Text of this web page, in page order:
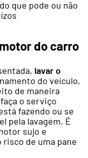
que pode ou não
do carro
lavar o
do veículo,
de maneira
o serviço
fazendo ou se
pela lavagem. É
sujo e
de uma pane